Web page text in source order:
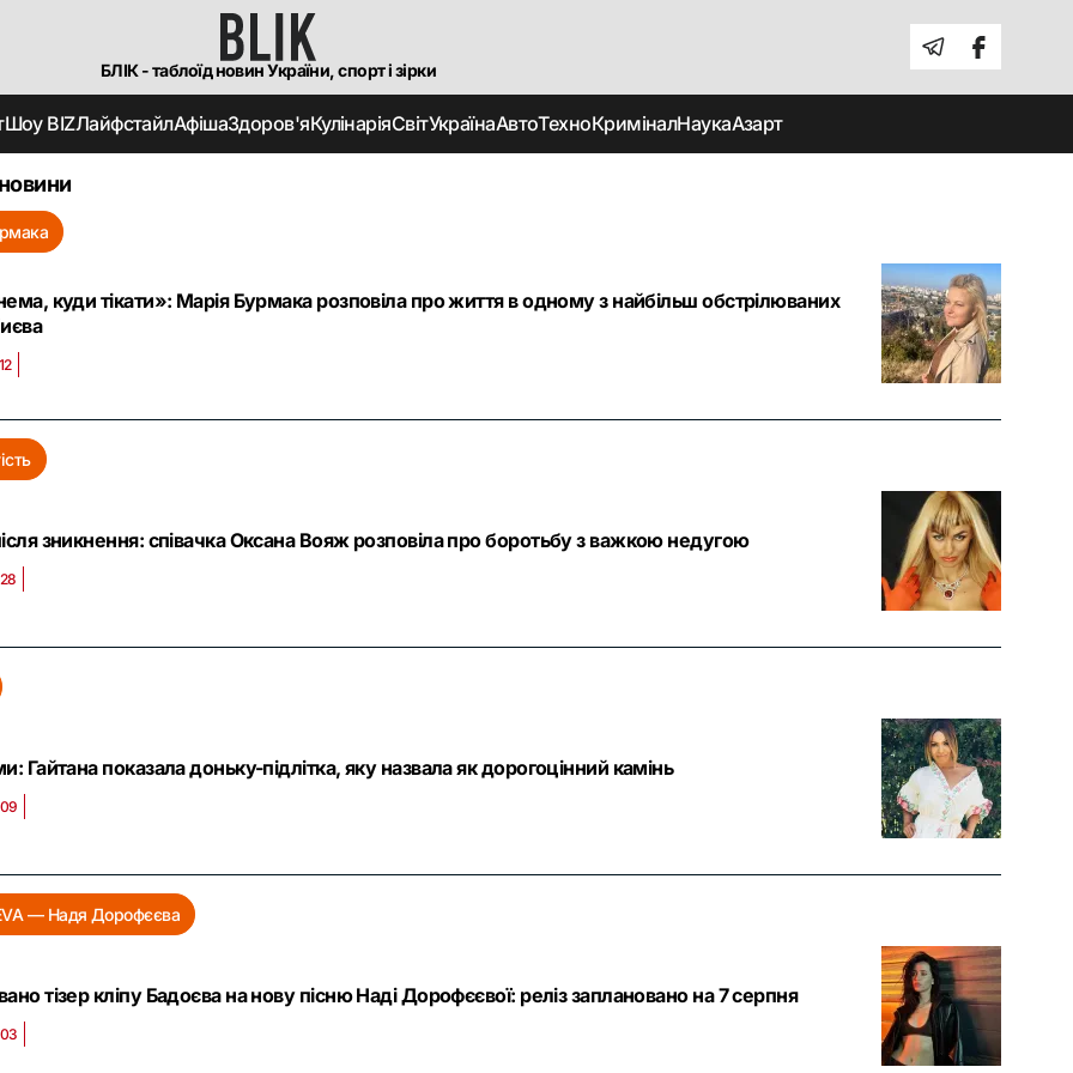
БЛІК - таблоїд новин України, спорт і зірки
Шоу BIZЛайфстайлАфішаЗдоров'яКулінаріяСвітУкраїнаАвтоТехноКриміналНаукаАзарт
куди тікати»: Марія Бурмака розповіла про життя в одному з найбільш обстрілюваних
зникнення: співачка Оксана Вояж розповіла про боротьбу з важкою недугою
Гайтана показала доньку-підлітка, яку назвала як дорогоцінний камінь
— Надя Дорофєєва
тізер кліпу Бадоєва на нову пісню Наді Дорофєєвої: реліз заплановано на 7 серпня